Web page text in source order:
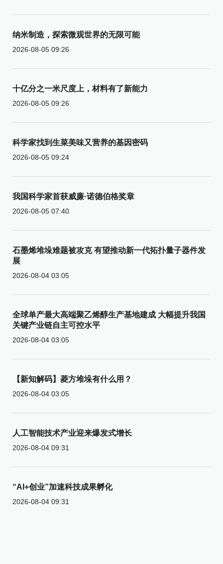
纳米制造，探索微观世界的无限可能
2026-08-05 09:26
十亿分之一米尺度上，材料有了新能力
2026-08-05 09:26
科学家找到生菜美味又营养的基因密码
2026-08-05 09:24
我国科学家首获威廉·诺德伯格奖章
2026-08-05 07:40
石墨烯堆垛难题被攻克 有望推动新一代拓扑量子器件发
展
2026-08-04 03:05
全球单产最大高端聚乙烯醇生产基地建成 大幅提升我国
关键产业链自主可控水平
2026-08-04 03:05
【新知解码】菱方堆垛有什么用？
2026-08-04 03:05
人工智能技术产业迎来爆发式增长
2026-08-04 09:31
“AI+创业”加速科技成果孵化
2026-08-04 09:31